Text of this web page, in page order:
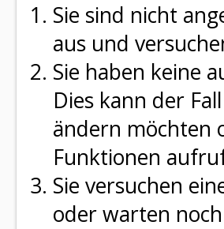
Sie sind nicht
aus und
Sie haben keine
Dies kann der
ändern möchten
Funktionen
Sie versuchen
oder warten